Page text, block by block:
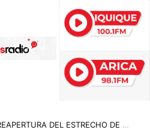
IRÁN CONDICIONA LA REAPERTURA DEL ESTRECHO DE ORMUZ Y EXIGE A ESTADOS UNIDOS EL FIN DEL BLOQUEO Y REPARACIONES DE GUERRA